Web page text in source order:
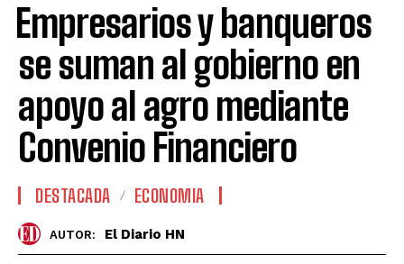
⁠⁠⁠Empresarios y banqueros
se suman al gobierno en
apoyo al agro mediante
Convenio Financiero
DESTACADA ECONOMIA
AUTOR: El Diario HN